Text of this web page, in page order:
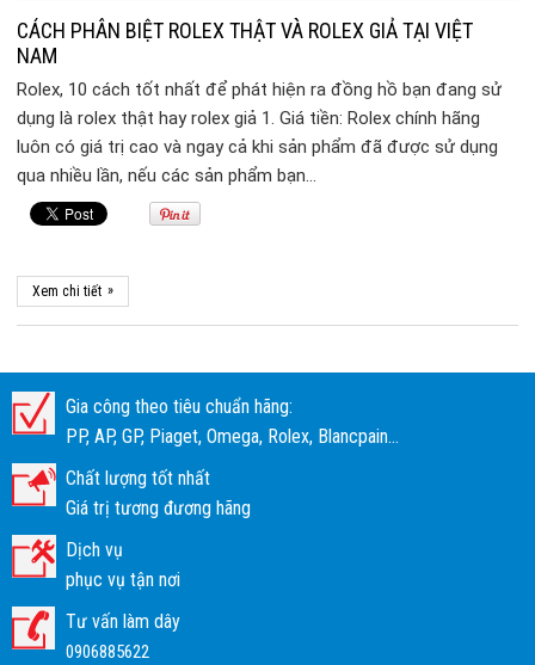
CÁCH PHÂN BIỆT ROLEX THẬT VÀ ROLEX GIẢ TẠI VIỆT
NAM
Rolex, 10 cách tốt nhất để phát hiện ra đồng hồ bạn đang sử
dụng là rolex thật hay rolex giả 1. Giá tiền: Rolex chính hãng
luôn có giá trị cao và ngay cả khi sản phẩm đã được sử dụng
qua nhiều lần, nếu các sản phẩm bạn…
Xem chi tiết »
Gia công theo tiêu chuẩn hãng:
PP, AP, GP, Piaget, Omega, Rolex, Blancpain...
Chất lượng tốt nhất
Giá trị tương đương hãng
Dịch vụ
phục vụ tận nơi
Tư vấn làm dây
0906885622